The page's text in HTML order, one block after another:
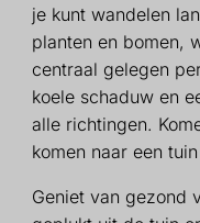
je kunt wandelen
planten en bomen,
centraal gelegen
koele schaduw en
alle richtingen.
komen naar een
Geniet van gezond